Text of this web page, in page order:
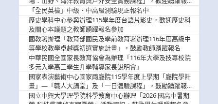
參加
「全民英檢」中級、中高級測驗現正報名中
歷史學科中心參與辦理115學年度台語片影史，歡迎歷史科
及關心本議題之教師踴躍報名參加
國教署辦理「教育部國民及學前教育署辦理116年度高級中
等學校教學卓越獎初選實施計畫」，鼓勵教師踴躍報名
中華民國全國家長教育協會為辦理「116年大學及技專校院
多元入學高三學生升學輔導家長說明會」
國家表演藝術中心國家兩廳院115學年度上學期「廳院學計
畫」—「職人大講堂」及「一日體驗課程」，鼓勵踴躍報名
參與。
國立中興大學理學院科學教育中心辦理「2026 國高中暑期